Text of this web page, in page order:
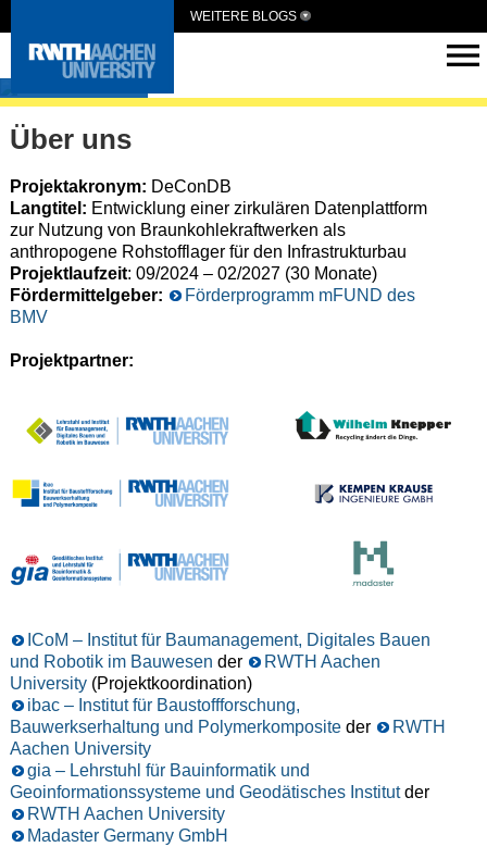
WEITERE BLOGS
DeConDB
Über uns
Projektakronym: DeConDB
Langtitel: Entwicklung einer zirkulären Datenplattform
zur Nutzung von Braunkohlekraftwerken als
anthropogene Rohstofflager für den Infrastrukturbau
Projektlaufzeit: 09/2024 – 02/2027 (30 Monate)
Fördermittelgeber:
Förderprogramm mFUND des
BMV
Projektpartner:
ICoM – Institut für Baumanagement, Digitales Bauen
und Robotik im Bauwesen der
RWTH Aachen
University(Projektkoordination)
ibac – Institut für Baustoffforschung,
Bauwerkserhaltung und Polymerkompositeder
RWTH
Aachen University
gia – Lehrstuhl für Bauinformatik und
Geoinformationssysteme und Geodätisches Institutder
RWTH Aachen University
Madaster Germany GmbH